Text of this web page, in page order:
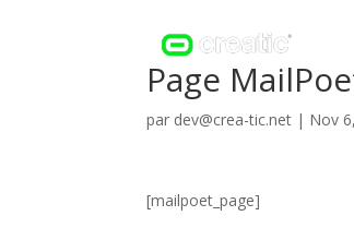
Page
par dev@crea-tic.net | Nov
[mailpoet_page]